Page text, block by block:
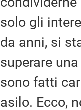
solo gli
da anni, si
superare
sono fatti
asilo. Ecco,